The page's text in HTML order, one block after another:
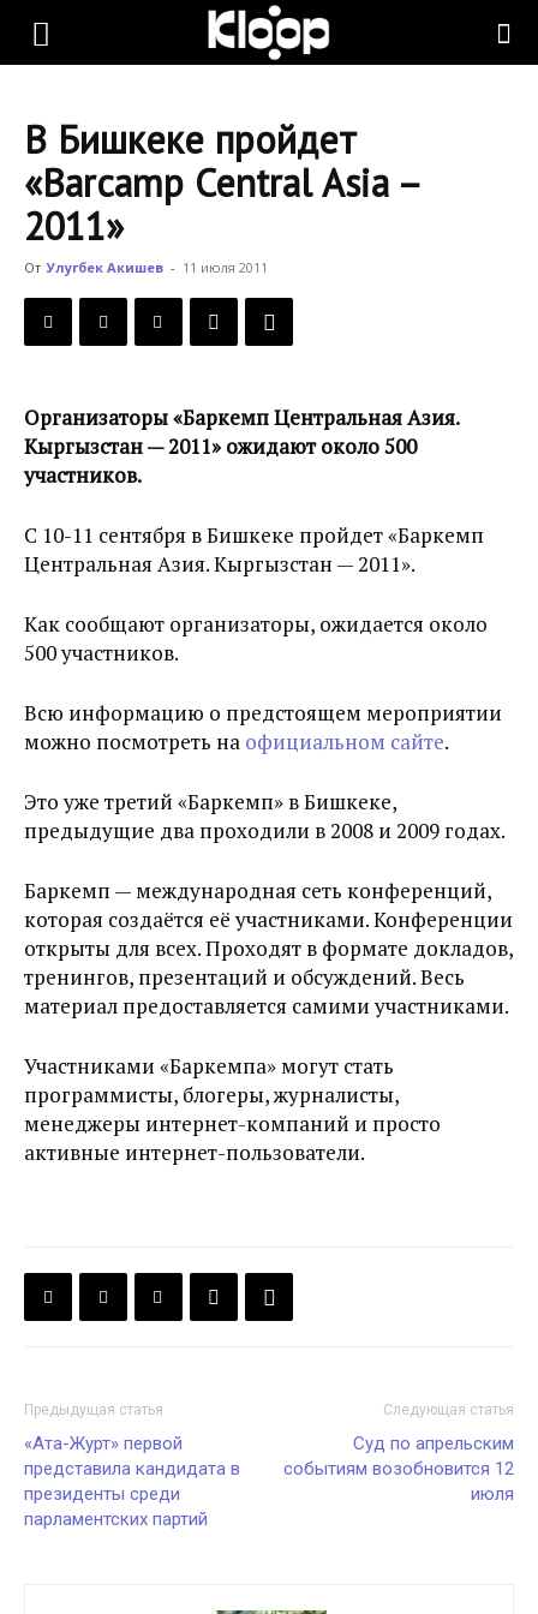
KLOOP.KG
Новости
Кыргызстана
В Бишкеке пройдет
«Barcamp Central Asia –
2011»
От Улугбек Акишев - 11 июля 2011
Организаторы «Баркемп Центральная Азия.
Кыргызстан — 2011» ожидают около 500
участников.
С 10-11 сентября в Бишкеке пройдет «Баркемп
Центральная Азия. Кыргызстан — 2011».
Как сообщают организаторы, ожидается около
500 участников.
Всю информацию о предстоящем мероприятии
можно посмотреть на официальном сайте.
Это уже третий «Баркемп» в Бишкеке,
предыдущие два проходили в 2008 и 2009 годах.
Баркемп — международная сеть конференций,
которая создаётся её участниками. Конференции
открыты для всех. Проходят в формате докладов,
тренингов, презентаций и обсуждений. Весь
материал предоставляется самими участниками.
Участниками «Баркемпа» могут стать
программисты, блогеры, журналисты,
менеджеры интернет-компаний и просто
активные интернет-пользователи.
Предыдущая статья
«Ата-Журт» первой
представила кандидата в
президенты среди
парламентских партий
Следующая статья
Суд по апрельским
событиям возобновится 12
июля